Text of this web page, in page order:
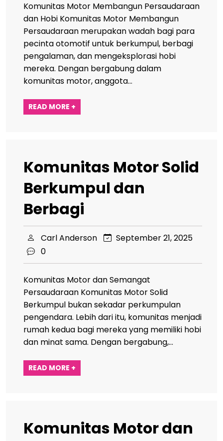
Komunitas Motor Membangun Persaudaraan
dan Hobi Komunitas Motor Membangun
Persaudaraan merupakan wadah bagi para
pecinta otomotif untuk berkumpul, berbagi
pengalaman, dan mengeksplorasi hobi
mereka. Dengan bergabung dalam
komunitas motor, anggota…
READ MORE +
Komunitas Motor Solid
Berkumpul dan
Berbagi
Carl Anderson
September 21, 2025
0
Komunitas Motor dan Semangat
Persaudaraan Komunitas Motor Solid
Berkumpul bukan sekadar perkumpulan
pengendara. Lebih dari itu, komunitas menjadi
rumah kedua bagi mereka yang memiliki hobi
dan minat sama. Dengan bergabung,…
READ MORE +
Komunitas Motor dan